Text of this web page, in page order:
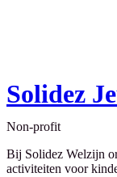
Solidez
Non-profit
Bij Solidez Welzijn
activiteiten voor